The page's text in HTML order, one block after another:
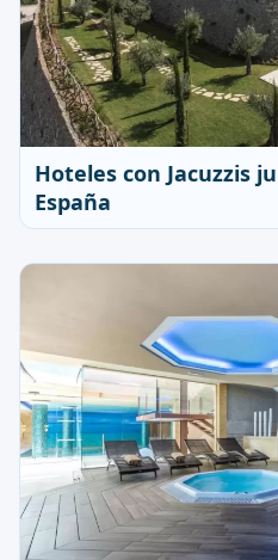
Hoteles con Jacuzzis
España